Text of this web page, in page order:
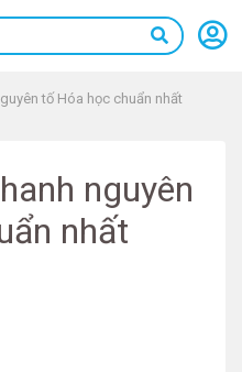
tố Hóa học chuẩn nhất
nguyên
nhất